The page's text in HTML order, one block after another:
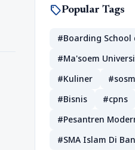
sellPopular Tags
#Boarding School
#Ma'soem
#Kuliner
#Bisnis
#cpns
#Pesantren
#SMA Islam Di